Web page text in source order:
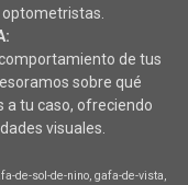
de tus
sobre qué
a tu caso, ofreciendo
visuales.
de-sol-de-nino gafa-de-vista